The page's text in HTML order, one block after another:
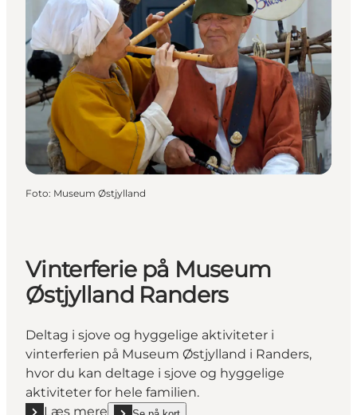
Foto: Museum Østjylland
Vinterferie på Museum
Østjylland Randers
Deltag i sjove og hyggelige aktiviteter i
vinterferien på Museum Østjylland i Randers,
hvor du kan deltage i sjove og hyggelige
aktiviteter for hele familien.
Læs mere